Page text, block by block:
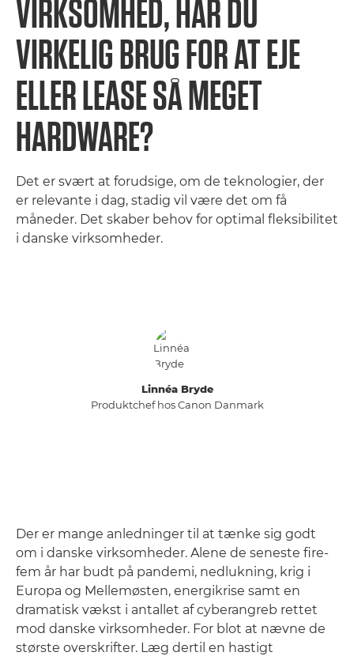
VIRKSOMHED, HAR DU
VIRKELIG BRUG FOR AT EJE
ELLER LEASE SÅ MEGET
HARDWARE?
Det er svært at forudsige, om de teknologier, der
er relevante i dag, stadig vil være det om få
måneder. Det skaber behov for optimal fleksibilitet
i danske virksomheder.
Linnéa Bryde
Produktchef hos Canon Danmark
Der er mange anledninger til at tænke sig godt
om i danske virksomheder. Alene de seneste fire-
fem år har budt på pandemi, nedlukning, krig i
Europa og Mellemøsten, energikrise samt en
dramatisk vækst i antallet af cyberangreb rettet
mod danske virksomheder. For blot at nævne de
største overskrifter. Læg dertil en hastigt